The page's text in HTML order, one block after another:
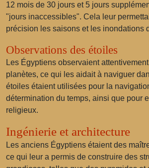
12 mois de 30 jours et 5 jours
"jours inaccessibles". Cela leur
précision les saisons et les inondations
Observations des étoiles
Les Égyptiens observaient
planètes, ce qui les aidait à naviguer
étoiles étaient utilisées pour la
détermination du temps, ainsi que pour
religieux.
Ingénierie et architecture
Les anciens Égyptiens étaient des
ce qui leur a permis de construire des